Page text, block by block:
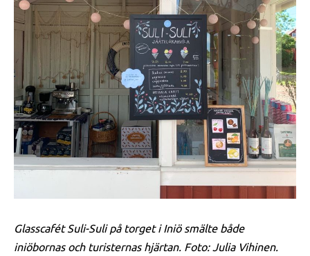
Glasscafét Suli-Suli på torget i Iniö smälte både
iniöbornas och turisternas hjärtan. Foto: Julia Vihinen.